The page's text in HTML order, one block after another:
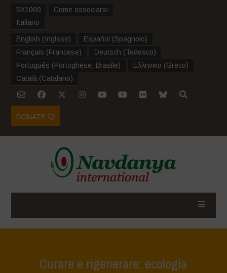
5X1000
Come associarsi
Italiano
English (Inglese) Español (Spagnolo)
Français (Francese) Deutsch (Tedesco)
Português (Portoghese, Brasile) Ελληνικα (Greco)
Català (Catalano)
DONATE
Curare e rigenerare: ecologia